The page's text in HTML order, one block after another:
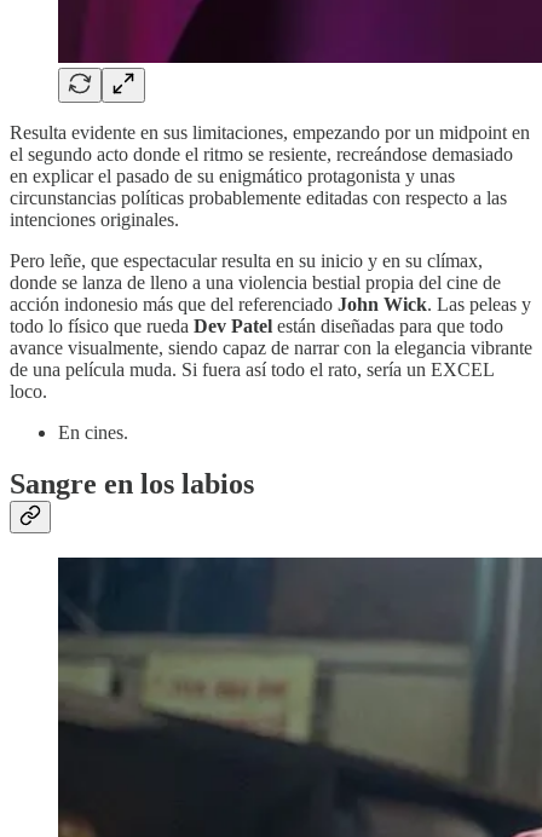
Resulta evidente en sus limitaciones, empezando por un midpoint en
el segundo acto donde el ritmo se resiente, recreándose demasiado
en explicar el pasado de su enigmático protagonista y unas
circunstancias políticas probablemente editadas con respecto a las
intenciones originales.
Pero leñe, que espectacular resulta en su inicio y en su clímax,
donde se lanza de lleno a una violencia bestial propia del cine de
acción indonesio más que del referenciado John Wick. Las peleas y
todo lo físico que rueda Dev Patel están diseñadas para que todo
avance visualmente, siendo capaz de narrar con la elegancia vibrante
de una película muda. Si fuera así todo el rato, sería un EXCEL
loco.
En cines.
Sangre en los labios